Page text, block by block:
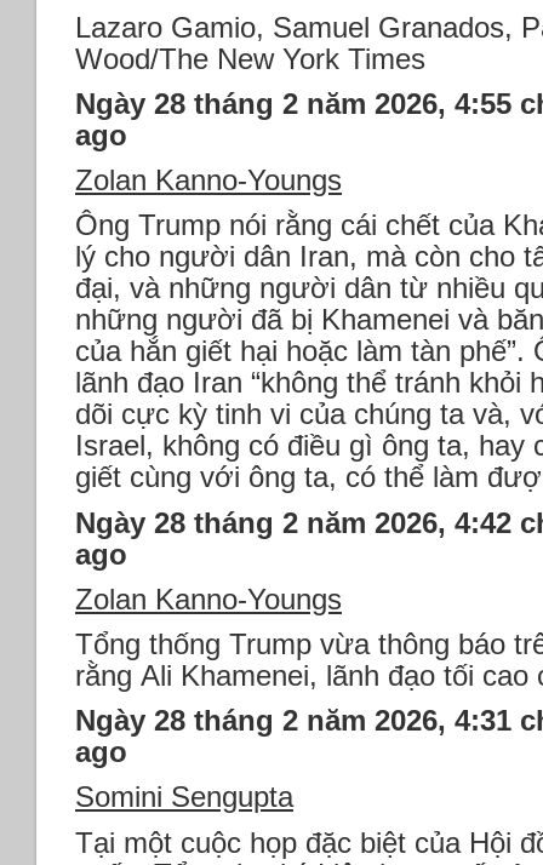
Lazaro Gamio, Samuel Granados,
Wood/The New York Times
Ngày 28 tháng 2 năm 2026, 4:55
ago
Zolan Kanno-Youngs
Ông Trump nói rằng cái chết của
lý cho người dân Iran, mà còn cho
đại, và những người dân từ nhiều
những người đã bị Khamenei và
của hắn giết hại hoặc làm tàn phế”.
lãnh đạo Iran “không thể tránh khỏi
dõi cực kỳ tinh vi của chúng ta và,
Israel, không có điều gì ông ta, hay
giết cùng với ông ta, có thể làm
Ngày 28 tháng 2 năm 2026, 4:42
ago
Zolan Kanno-Youngs
Tổng thống Trump vừa thông báo
rằng Ali Khamenei, lãnh đạo tối
Ngày 28 tháng 2 năm 2026, 4:31
ago
Somini Sengupta
Tại một cuộc họp đặc biệt của Hội